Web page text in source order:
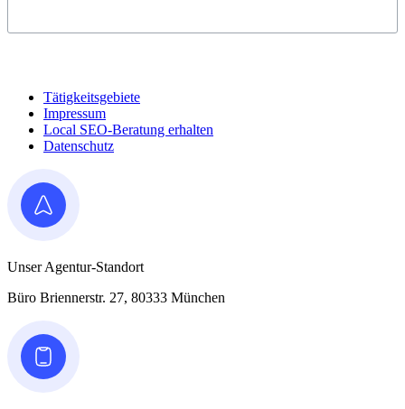
Tätigkeitsgebiete
Impressum
Local SEO-Beratung erhalten
Datenschutz
Unser Agentur-Standort
Büro Briennerstr. 27, 80333 München